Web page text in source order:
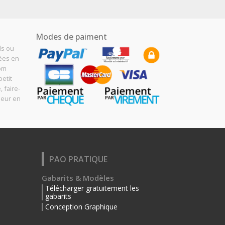
ou
en
faire-
en
Modes de paiment
PAO PRATIQUE
Gabarits & Modèles
Télécharger gratuitement les
gabarits
Conception Graphique